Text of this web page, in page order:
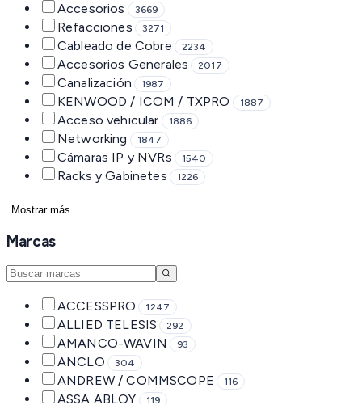
Accesorios 3669
Refacciones 3271
Cableado de Cobre 2234
Accesorios Generales 2017
Canalización 1987
KENWOOD / ICOM / TXPRO 1887
Acceso vehicular 1886
Networking 1847
Cámaras IP y NVRs 1540
Racks y Gabinetes 1226
Mostrar más
Marcas
ACCESSPRO 1247
ALLIED TELESIS 292
AMANCO-WAVIN 93
ANCLO 304
ANDREW / COMMSCOPE 116
ASSA ABLOY 119